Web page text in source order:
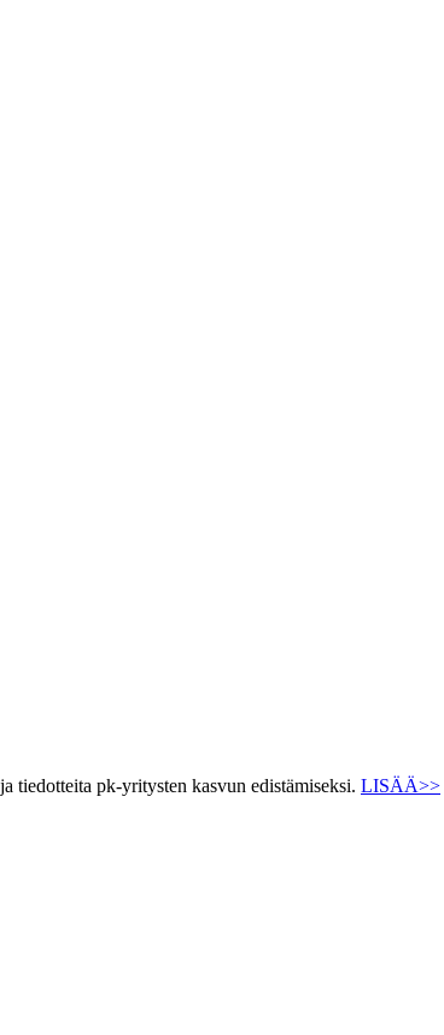
tiedotteita pk-yritysten kasvun edistämiseksi. LISÄÄ>>